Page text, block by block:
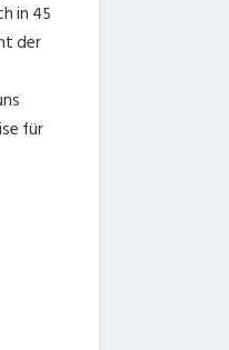
in 45
der
für